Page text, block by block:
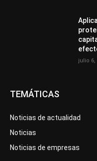
julio 6,
TEMÁTICAS
Noticias de actualidad
Noticias
Noticias de empresas